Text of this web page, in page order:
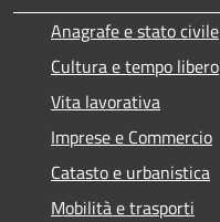
Anagrafe e stato civile
Cultura e tempo libero
Vita lavorativa
Imprese e Commercio
Catasto e urbanistica
Mobilità e trasporti